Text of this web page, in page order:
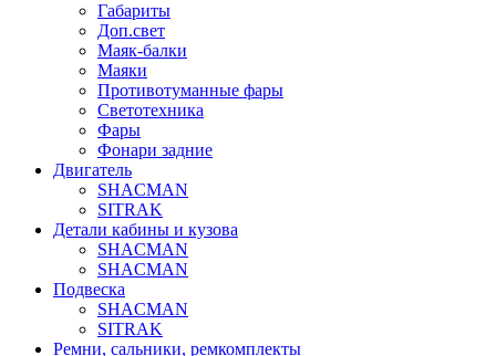
Габариты
Доп.свет
Маяк-балки
Маяки
Противотуманные фары
Светотехника
Фары
Фонари задние
Двигатель
SHACMAN
SITRAK
Детали кабины и кузова
SHACMAN
SHACMAN
Подвеска
SHACMAN
SITRAK
Ремни, сальники, ремкомплекты